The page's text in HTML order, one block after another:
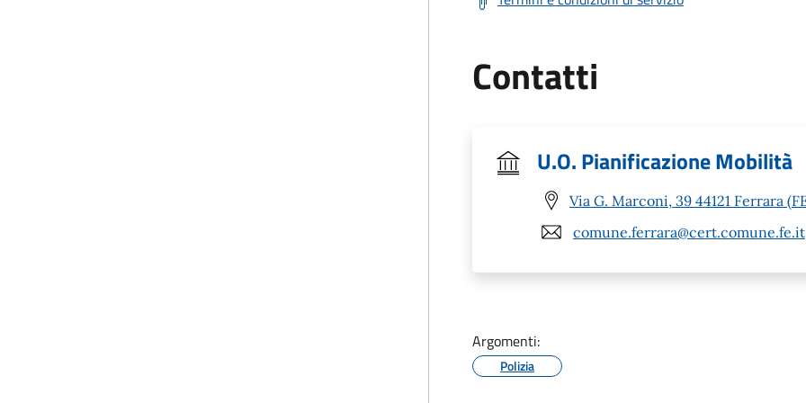
Contatti
U.O. Pianificazione Mobilità
Via G. Marconi, 39 44121 Ferrara
comune.ferrara@cert.comune.fe.it
Argomenti:
Polizia